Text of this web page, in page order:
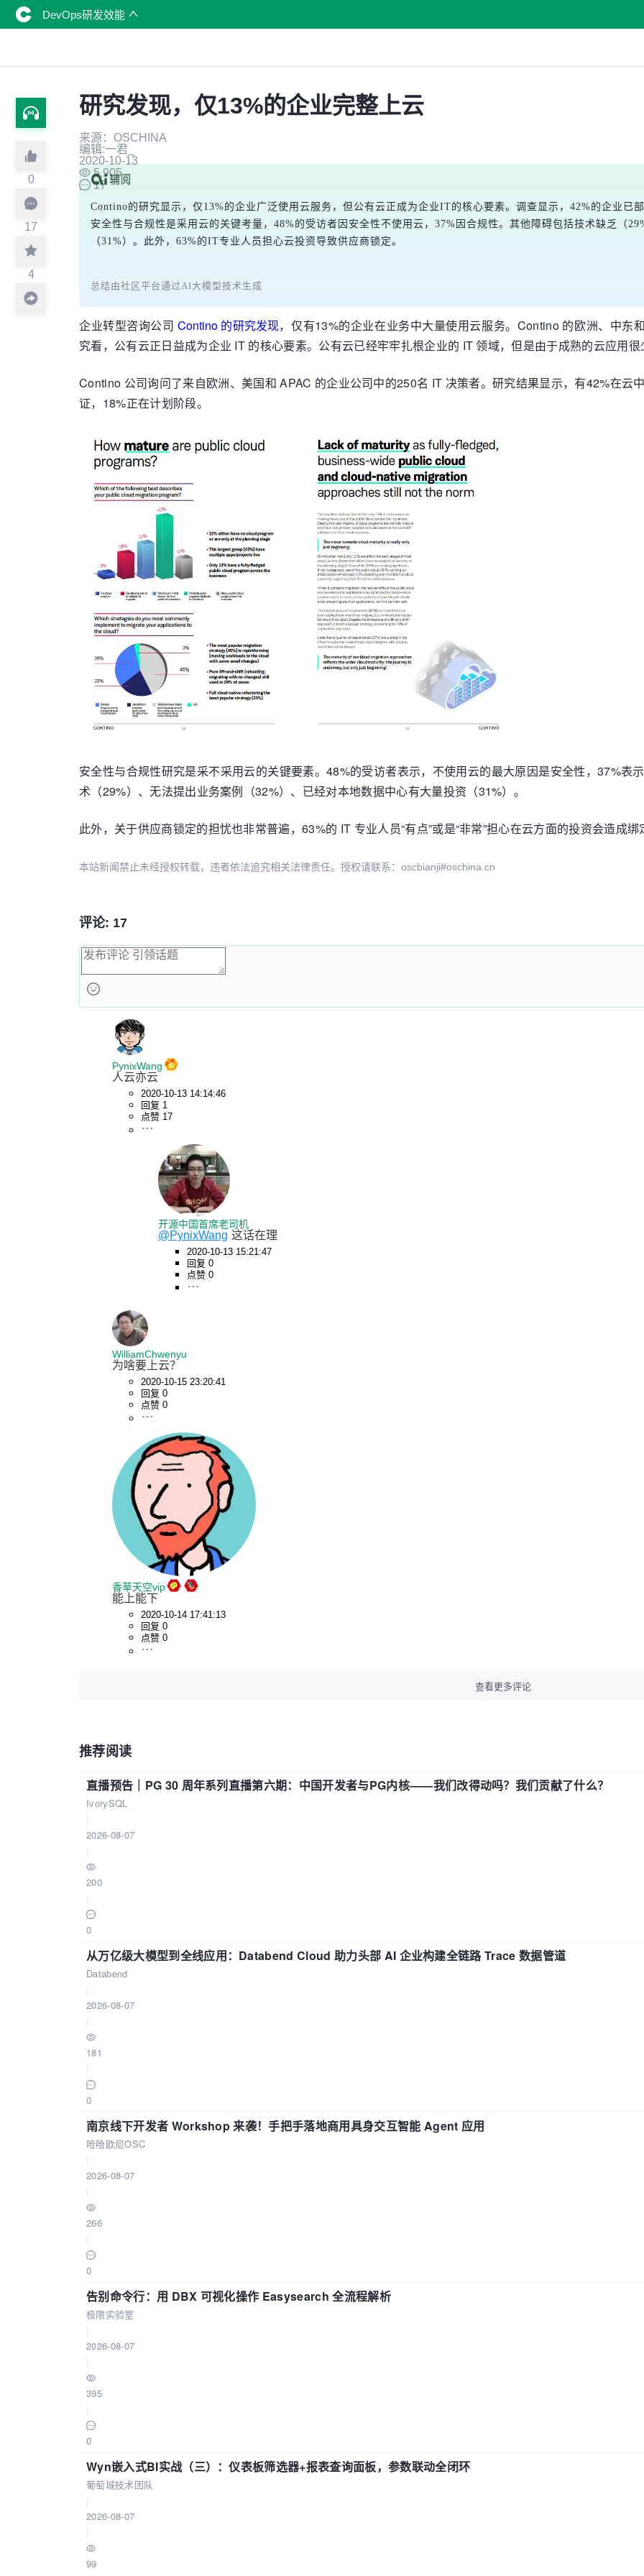
DevOps研发效能
0
17
4
研究发现，仅13%的企业完整上云
来源：OSCHINA
编辑:一君_
2020-10-13
5,905
17
Contino的研究显示，仅13%的企业广泛使用云服务，但公有云正成为企业IT的核心要素。调查显示，42%的企业已
安全性与合规性是采用云的关键考量，48%的受访者因安全性不使用云，37%因合规性。其他障碍包括技术缺乏（
（31%）。此外，63%的IT专业人员担心云投资导致供应商锁定。
总结由社区平台通过AI大模型技术生成
企业转型咨询公司Contino 的研究发现，仅有13%的企业在业务中大量使用云服务。Contino 的欧洲、中东
究看，公有云正日益成为企业 IT 的核心要素。公有云已经牢牢扎根企业的 IT 领域，但是由于成熟的云应用
Contino 公司询问了来自欧洲、美国和 APAC 的企业公司中的250名 IT 决策者。研究结果显示，有42%在云
证，18%正在计划阶段。
安全性与合规性研究是采不采用云的关键要素。48%的受访者表示，不使用云的最大原因是安全性，37%表
术（29%）、无法提出业务案例（32%）、已经对本地数据中心有大量投资（31%）。
此外，关于供应商锁定的担忧也非常普遍，63%的 IT 专业人员“有点”或是“非常”担心在云方面的投资会造成绑
本站新闻禁止未经授权转载，违者依法追究相关法律责任。授权请联系：oscbianji#oschina.cn
评论: 17
PynixWang
人云亦云
2020-10-13 14:14:46
回复 1
点赞 17
开源中国首席老司机
@PynixWang 这话在理
2020-10-13 15:21:47
回复 0
点赞 0
WilliamChwenyu
为啥要上云？
2020-10-15 23:20:41
回复 0
点赞 0
香草天空vip
能上能下
2020-10-14 17:41:13
回复 0
点赞 0
查看更多评论
推荐阅读
直播预告｜PG 30 周年系列直播第六期：中国开发者与PG内核——我们改得动吗？我们贡献了什么？
IvorySQL
2026-08-07
200
0
从万亿级大模型到全线应用：Databend Cloud 助力头部 AI 企业构建全链路 Trace 数据管道
Databend
2026-08-07
181
0
南京线下开发者 Workshop 来袭！手把手落地商用具身交互智能 Agent 应用
哈哈欧尼OSC
2026-08-07
266
0
告别命令行：用 DBX 可视化操作 Easysearch 全流程解析
极限实验室
2026-08-07
395
0
Wyn嵌入式BI实战（三）：仪表板筛选器+报表查询面板，参数联动全闭环
葡萄城技术团队
2026-08-07
99